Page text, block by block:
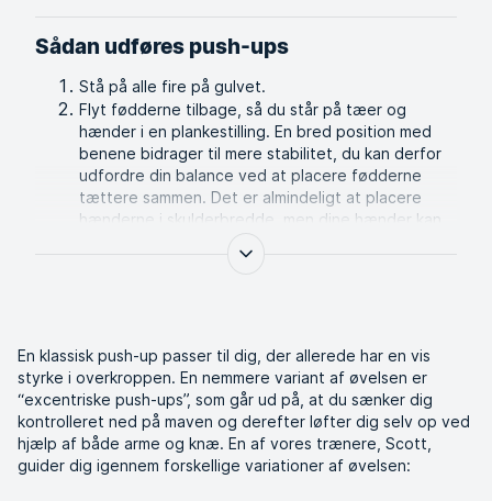
Sådan udføres push-ups
Stå på alle fire på gulvet.
Flyt fødderne tilbage, så du står på tæer og
hænder i en plankestilling. En bred position med
benene bidrager til mere stabilitet, du kan derfor
udfordre din balance ved at placere fødderne
tættere sammen. Det er almindeligt at placere
hænderne i skulderbredde, men dine hænder kan
ryggen.
Når du har sænket dig selv, presser du dig selv op
igen med dine arm- og brystmuskler.
Gentag i et bestemt antal repetitioner.
En klassisk push-up passer til dig, der allerede har en vis
styrke i overkroppen. En nemmere variant af øvelsen er
“excentriske push-ups”, som går ud på, at du sænker dig
kontrolleret ned på maven og derefter løfter dig selv op ved
hjælp af både arme og knæ. En af vores trænere, Scott,
guider dig igennem forskellige variationer af øvelsen: